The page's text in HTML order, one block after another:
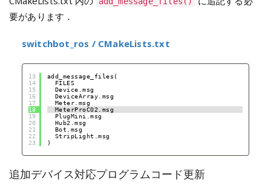
要があります．
switchbot_ros / CMakeLists.txt
13
14
15
16
17
18
19
20
21
22
23
add_message_files(
FILES
Device.msg
DeviceArray.msg
Meter.msg
MeterProCO2.msg
PlugMini.msg
Hub2.msg
Bot.msg
StripLight.msg
)
追加デバイス対応プログラムコード更新